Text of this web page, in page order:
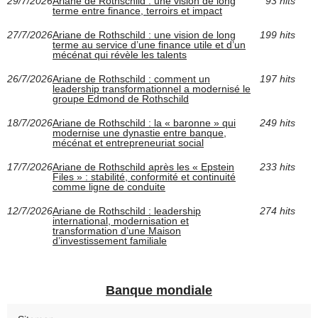
terme entre finance, terroirs et impact
27/7/2026Ariane de Rothschild : une vision de long
terme au service d’une finance utile et d’un
mécénat qui révèle les talents
199 hits
26/7/2026Ariane de Rothschild : comment un
leadership transformationnel a modernisé le
groupe Edmond de Rothschild
197 hits
18/7/2026Ariane de Rothschild : la « baronne » qui
modernise une dynastie entre banque,
mécénat et entrepreneuriat social
249 hits
17/7/2026Ariane de Rothschild après les « Epstein
Files » : stabilité, conformité et continuité
comme ligne de conduite
233 hits
12/7/2026Ariane de Rothschild : leadership
international, modernisation et
transformation d’une Maison
d’investissement familiale
274 hits
Banque mondiale